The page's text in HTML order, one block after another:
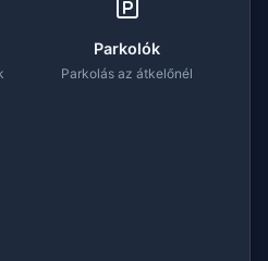
Parkolók
Parkolás az átkelőnél